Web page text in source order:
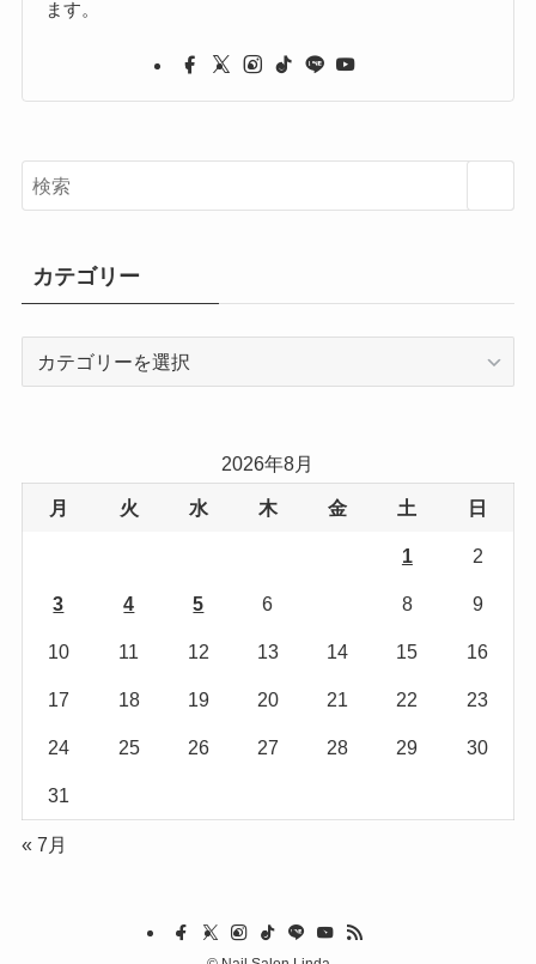
ます。
カテゴリー
2026年8月
月 火 水 木 金 土 日
1 2
3 4 5 6 8 9
10 11 12 13 14 15 16
17 18 19 20 21 22 23
24 25 26 27 28 29 30
31
« 7月